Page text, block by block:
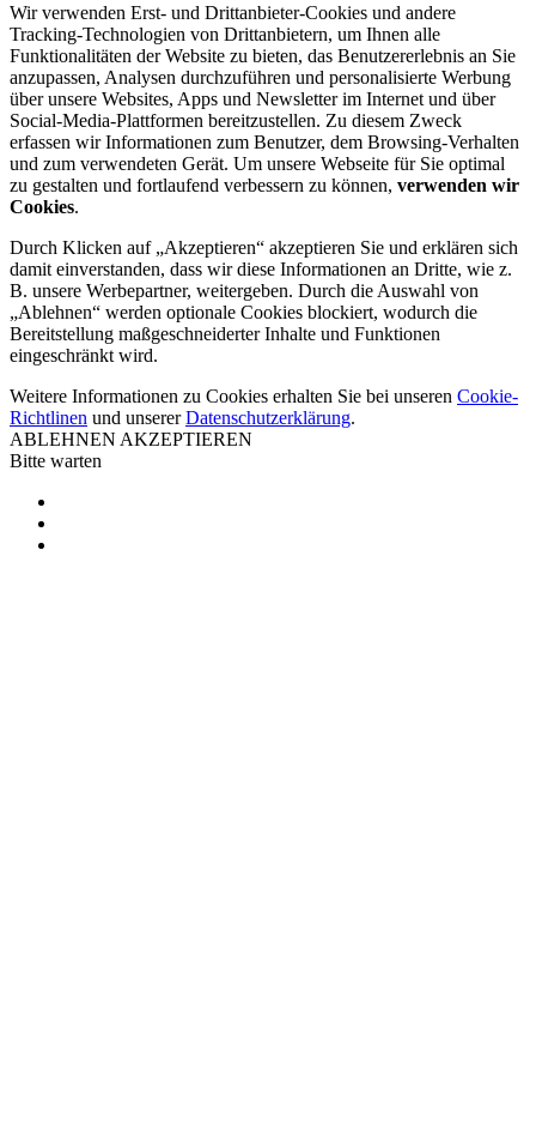
Wir verwenden Erst- und Drittanbieter-Cookies und andere
Tracking-Technologien von Drittanbietern, um Ihnen alle
Funktionalitäten der Website zu bieten, das Benutzererlebnis an Sie
anzupassen, Analysen durchzuführen und personalisierte Werbung
über unsere Websites, Apps und Newsletter im Internet und über
Social-Media-Plattformen bereitzustellen. Zu diesem Zweck
erfassen wir Informationen zum Benutzer, dem Browsing-Verhalten
und zum verwendeten Gerät. Um unsere Webseite für Sie optimal
zu gestalten und fortlaufend verbessern zu können, verwenden wir
Cookies.
Durch Klicken auf „Akzeptieren“ akzeptieren Sie und erklären sich
damit einverstanden, dass wir diese Informationen an Dritte, wie z.
B. unsere Werbepartner, weitergeben. Durch die Auswahl von
„Ablehnen“ werden optionale Cookies blockiert, wodurch die
Bereitstellung maßgeschneiderter Inhalte und Funktionen
eingeschränkt wird.
Weitere Informationen zu Cookies erhalten Sie bei unseren Cookie-
Richtlinen und unsererDatenschutzerklärung.
ABLEHNEN AKZEPTIEREN
Bitte warten